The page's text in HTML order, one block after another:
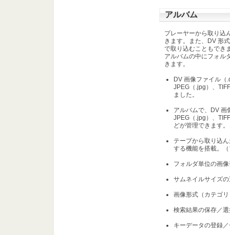
アルバム
プレーヤーから取り込
きます。また、DV 形
で取り込むこともでき
アルバムの中にフォル
きます。
DV 画像ファイル（
JPEG（.jpg）、
ました。
アルバムで、DV 画
JPEG（.jpg）、
どが管理できます。
テープから取り込
する機能を搭載。
フォルダ単位の画
サムネイルサイズ
画像形式（カテゴ
検索結果の保存／
キーデータの登録